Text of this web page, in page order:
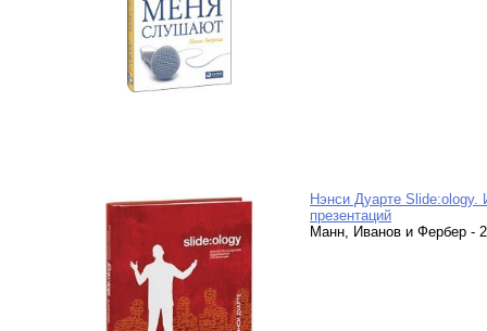
Нэнси Дуарте
презентаций
Манн, Иванов и Фербер -